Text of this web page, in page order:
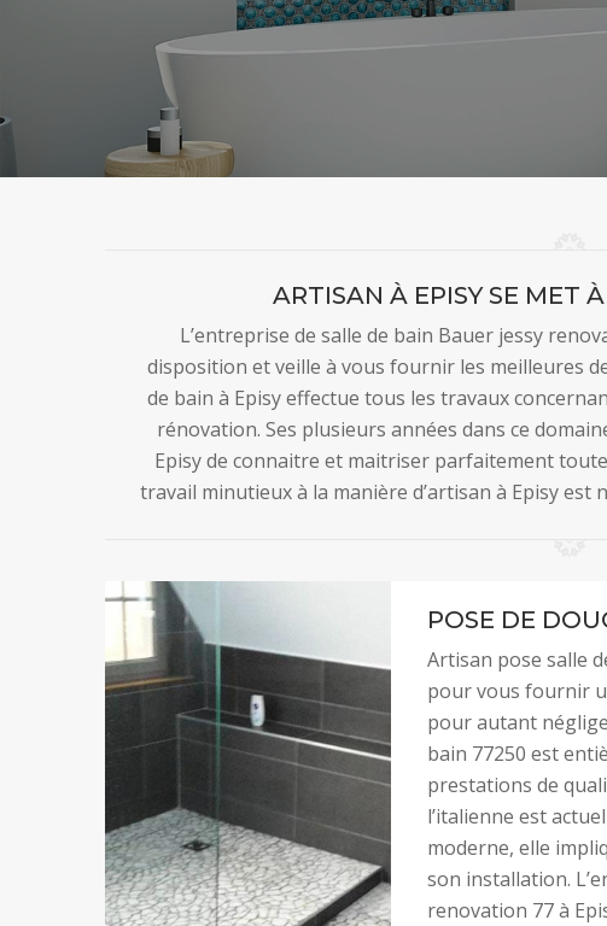
ARTISAN À EPISY SE MET
L’entreprise de salle de bain Bauer jessy
disposition et veille à vous fournir les meilleures
de bain à Episy effectue tous les travaux
rénovation. Ses plusieurs années dans ce
Episy de connaitre et maitriser parfaitement
travail minutieux à la manière d’artisan à Episy est
POSE DE
Artisan pose salle
pour vous fournir
pour autant
bain 77250 est
prestations de
l’italienne est
moderne, elle
son installation.
renovation 77 à